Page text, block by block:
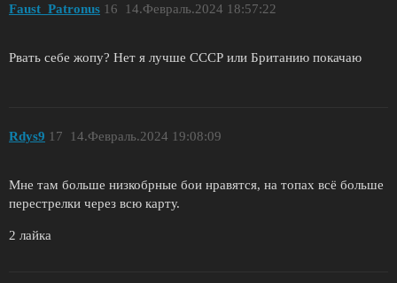
Faust_Patronus 14.Февраль.2024 18:57:22
16
Рвать себе жопу? Нет я лучше СССР или Британию покачаю
Rdys9 14.Февраль.2024 19:08:09
17
Мне там больше низкобрные бои нравятся, на топах всё больше
перестрелки через всю карту.
2 лайка